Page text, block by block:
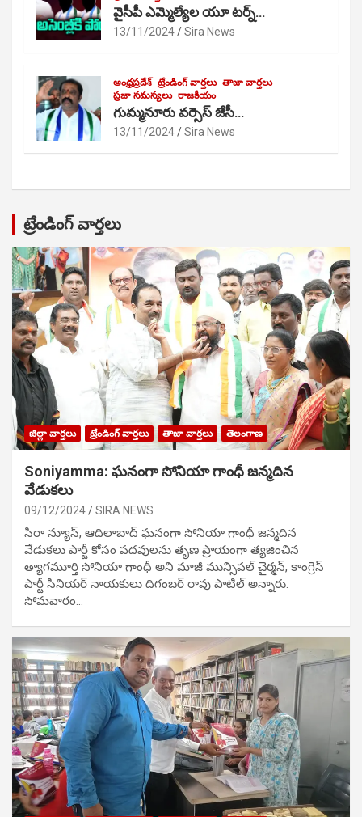
వైసీపీ ఎమ్మెల్యేల యూ టర్న్…
13/11/2024 Sira News
ఆంధ్రప్రదేశ్ ట్రేండింగ్ వార్తలు తాజా వార్తలు
ప్రజా సమస్యలు రాజకీయం
గుమ్మనూరు వర్సెస్ జేసీ…
13/11/2024 Sira News
ట్రేండింగ్ వార్తలు
జిల్లా వార్తలు ట్రేండింగ్ వార్తలు తాజా వార్తలు తెలంగాణ
Soniyamma: ఘ‌నంగా సోనియా గాంధీ జ‌న్మ‌దిన
వేడుక‌లు
09/12/2024 SIRA NEWS
సిరా న్యూస్, ఆదిలాబాద్ ఘ‌నంగా సోనియా గాంధీ జ‌న్మ‌దిన
వేడుక‌లు పార్టీ కోసం ప‌ద‌వుల‌ను తృణ ప్రాయంగా త్య‌జించిన
త్యాగమూర్తి సోనియా గాంధీ అని మాజీ మున్సిప‌ల్ చైర్మ‌న్, కాంగ్రెస్
పార్టీ సీనియ‌ర్ నాయ‌కులు దిగంబ‌ర్ రావు పాటిల్ అన్నారు.
సోమవారం…